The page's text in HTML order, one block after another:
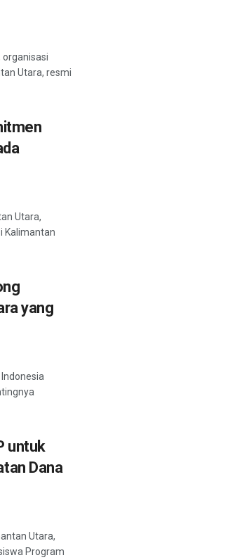
organisasi
Utara, resmi
Utara,
Kalimantan
yang
untuk
Dana
Utara,
Program